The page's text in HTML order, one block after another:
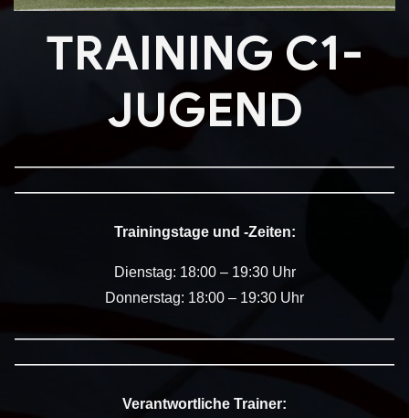
TRAINING C1-
JUGEND
——————————————————————————
——————————————————————————
Trainingstage und -Zeiten:
Dienstag: 18:00 – 19:30 Uhr
Donnerstag: 18:00 – 19:30 Uhr
——————————————————————————
——————————————————————————
Verantwortliche Trainer: